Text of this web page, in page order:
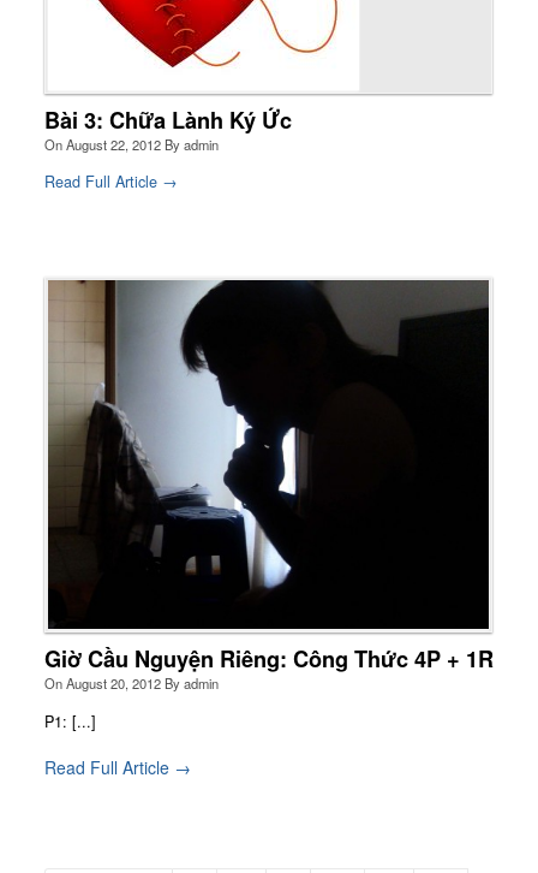
Bài 3: Chữa Lành Ký Ức
OnAugust 22, 2012Byadmin
Read Full Article →
Giờ Cầu Nguyện Riêng: Công Thức 4P + 1R
OnAugust 20, 2012Byadmin
P1: [...]
Read Full Article →